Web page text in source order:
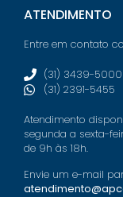
ATENDIMENTO
Entre em contato
(31) 3439-5000
(31) 2391-5455
Atendimento
segunda a sexta-
de 9h às 18h.
Envie um e-mail